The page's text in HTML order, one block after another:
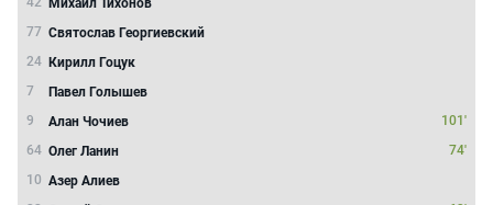
77 Святослав Георгиевский
24 Кирилл Гоцук
7
Павел Голышев
9
Алан Чочиев
101'
64 Олег Ланин
74'
10 Азер Алиев